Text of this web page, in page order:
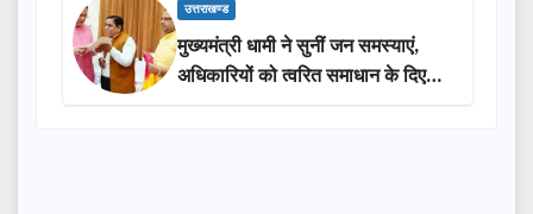
उत्तराखण्ड
मुख्यमंत्री धामी ने सुनीं जन समस्याएं,
अधिकारियों को त्वरित समाधान के दिए
निर्देश